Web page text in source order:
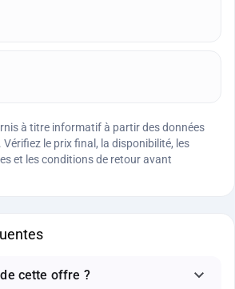
à titre informatif à partir des données
le prix final, la disponibilité, les
et les conditions de retour avant
cette offre ?